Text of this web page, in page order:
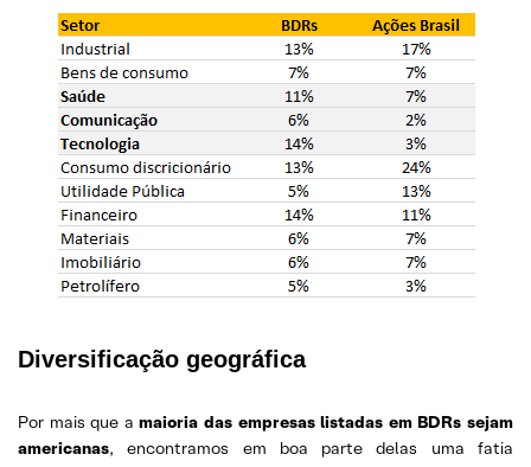
Diversificação geográfica
Por mais que amaioria das empresas listadas em BDRs sejam
americanas, encontramos em boa parte delas uma fatia